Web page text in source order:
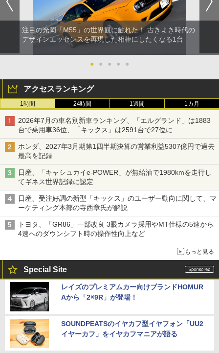
注目の光岡「M55」の世界観に触れた！ 古きよき時代の
デザインエッセンスを再現した相棒にしたくなる1台
● ● ● ● ●
アクセスランキング
1時間 24時間 1週間 1カ月
2026年7月の車名別新車ランキング、「エルグランド」は1883
台で乗用車36位、「キックス」は2591台で27位に
ホンダ、2027年3月期第1四半期決算の営業利益5307億円で過去
最高を記録
日産、「キャシュカイe-POWER」が無給油で1980kmを走行し
てギネス世界記録に認定
日産、受注好調の新型「キックス」のユーザー動向に関して、マ
ーケティング本部の寺西章氏が解説
トヨタ、「GR86」一部改良 3眼カメラ採用やMT仕様の5速から
4速へのダウンシフト時の操作性向上など
もっと見る
Special Site
レイズのプレミアムカー向けブランドHOMUR
Aから「2×9R」が登場！
SOUNDPEATSのイヤカフ型イヤフォン「UU2
イヤーカフ」をイヤカフマニアが語る